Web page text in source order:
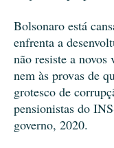
Bolsonaro está
enfrenta a
não resiste a
nem às provas de
grotesco de
pensionistas do
governo, 2020.